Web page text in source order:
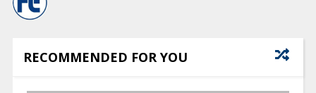
RECOMMENDED FOR YOU